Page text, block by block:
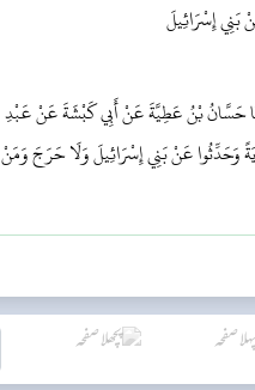
إِسْرَائِيلَ
حَسَّانُ بْنُ عَطِيَّةَ عَنْ أَبِي كَبْشَةَ عَنْ عَبْدِ
وَحَدِّثُوا عَنْ بَنِي إِسْرَائِيلَ وَلَا حَرَجَ وَمَنْ